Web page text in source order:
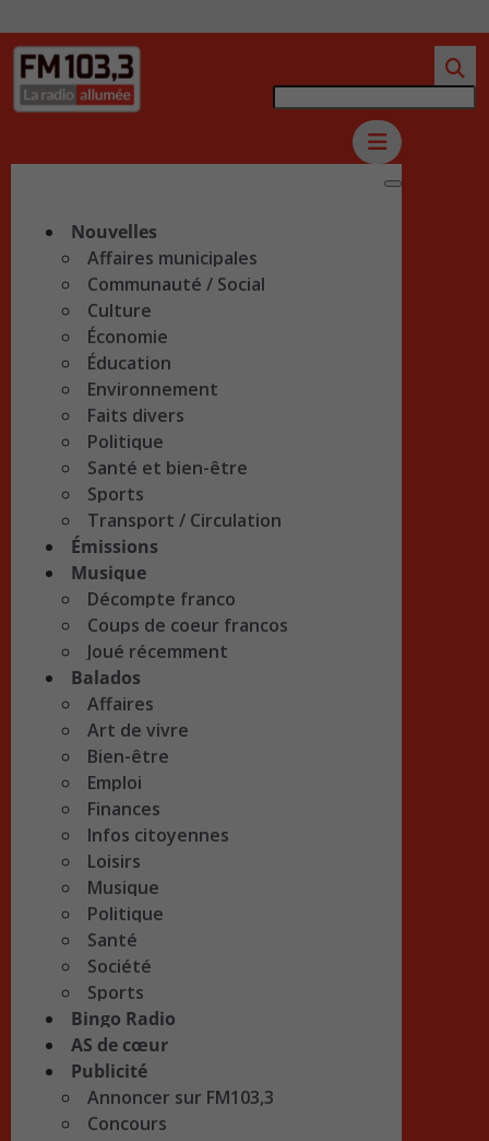
Nouvelles
Affaires municipales
Communauté / Social
Culture
Économie
Éducation
Environnement
Faits divers
Politique
Santé et bien-être
Sports
Transport / Circulation
Émissions
Musique
Décompte franco
Coups de coeur francos
Joué récemment
Balados
Affaires
Art de vivre
Bien-être
Emploi
Finances
Infos citoyennes
Loisirs
Musique
Politique
Santé
Société
Sports
Bingo Radio
AS de cœur
Publicité
Annoncer sur FM103,3
Concours